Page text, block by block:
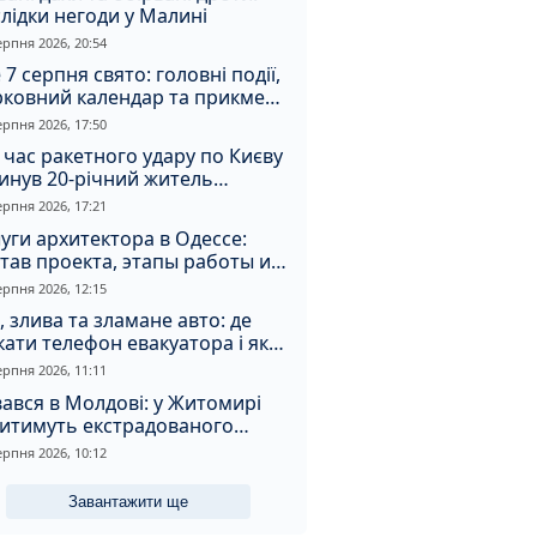
негоди у Малині
2026, 20:54
серпня свято: головні події,
календар та прикмети
2026, 17:50
час ракетного удару по Києву
20-річний житель
2026, 17:21
архитектора в Одессе:
проекта, этапы работы и
2026, 12:15
злива та зламане авто: де
телефон евакуатора і як
на аферистів
2026, 11:11
в Молдові: у Житомирі
екстрадованого
за сурогатний спирт і
грошей
2026, 10:12
Завантажити ще